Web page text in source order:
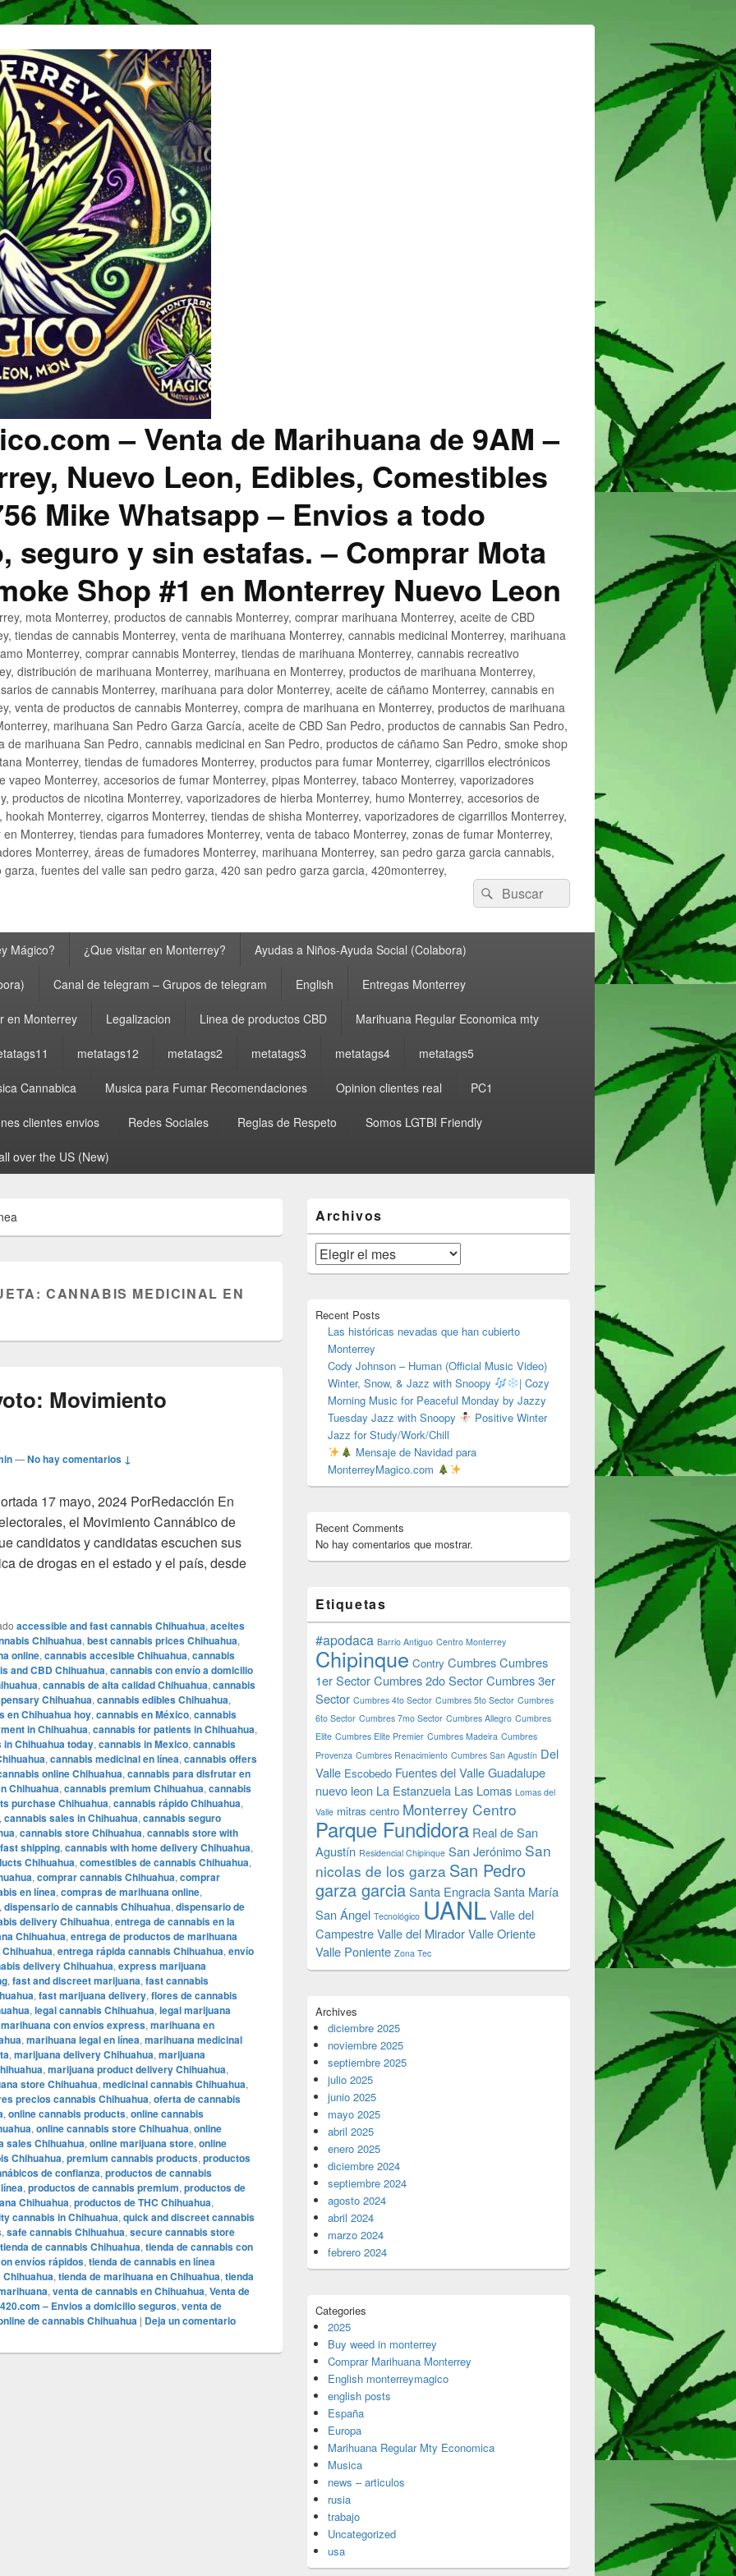
– Venta de Marihuana de 9AM –
Nuevo Leon, Edibles, Comestibles
Mike Whatsapp – Envios a todo
seguro y sin estafas. – Comprar Mota
Shop #1 en Monterrey Nuevo Leon
mota Monterrey, productos de cannabis Monterrey, comprar marihuana Monterrey, aceite de CBD
tiendas de cannabis Monterrey, venta de marihuana Monterrey, cannabis medicinal Monterrey, marihuana
Monterrey, comprar cannabis Monterrey, tiendas de marihuana Monterrey, cannabis recreativo
distribución de marihuana Monterrey, marihuana en Monterrey, productos de marihuana Monterrey,
de cannabis Monterrey, marihuana para dolor Monterrey, aceite de cáñamo Monterrey, cannabis en
venta de productos de cannabis Monterrey, compra de marihuana en Monterrey, productos de marihuana
marihuana San Pedro Garza García, aceite de CBD San Pedro, productos de cannabis San Pedro,
de marihuana San Pedro, cannabis medicinal en San Pedro, productos de cáñamo San Pedro, smoke shop
Monterrey, tiendas de fumadores Monterrey, productos para fumar Monterrey, cigarrillos electrónicos
vapeo Monterrey, accesorios de fumar Monterrey, pipas Monterrey, tabaco Monterrey, vaporizadores
productos de nicotina Monterrey, vaporizadores de hierba Monterrey, humo Monterrey, accesorios de
Monterrey, cigarros Monterrey, tiendas de shisha Monterrey, vaporizadores de cigarrillos Monterrey,
Monterrey, tiendas para fumadores Monterrey, venta de tabaco Monterrey, zonas de fumar Monterrey,
Monterrey, áreas de fumadores Monterrey, marihuana Monterrey, san pedro garza garcia cannabis,
fuentes del valle san pedro garza, 420 san pedro garza garcia, 420monterrey,
Buscar
por:
Buscar
Mágico? ¿Que visitar en Monterrey? Ayudas a Niños-Ayuda Social (Colabora)
Canal de telegram – Grupos de telegram English Entregas Monterrey
en Monterrey Legalizacion Linea de productos CBD Marihuana Regular Economica mty
metatags12 metatags2 metatags3 metatags4 metatags5
Cannabica Musica para Fumar Recomendaciones Opinion clientes real PC1
clientes envios Redes Sociales Reglas de Respeto Somos LGTBI Friendly
over the US (New)
CANNABIS MEDICINAL EN
Movimiento
—No hay comentarios ↓
17 mayo, 2024 PorRedacción En
el Movimiento Cannábico de
candidatos y candidatas escuchen sus
de drogas en el estado y el país, desde
voto: Movimiento Cannábico
accessible and fast cannabis Chihuahua, aceites
Chihuahua, best cannabis prices Chihuahua,
online, cannabis accesible Chihuahua, cannabis
and CBD Chihuahua, cannabis con envío a domicilio
, cannabis de alta calidad Chihuahua, cannabis
Chihuahua, cannabis edibles Chihuahua,
en Chihuahua hoy, cannabis en México, cannabis
in Chihuahua, cannabis for patients in Chihuahua,
in Chihuahua today, cannabis in Mexico, cannabis
, cannabis medicinal en línea, cannabis offers
online Chihuahua, cannabis para disfrutar en
Chihuahua, cannabis premium Chihuahua, cannabis
purchase Chihuahua, cannabis rápido Chihuahua,
, cannabis sales in Chihuahua, cannabis seguro
, cannabis store Chihuahua, cannabis store with
shipping, cannabis with home delivery Chihuahua,
Chihuahua, comestibles de cannabis Chihuahua,
, comprar cannabis Chihuahua, comprar
en línea, compras de marihuana online,
, dispensario de cannabis Chihuahua, dispensario de
delivery Chihuahua, entrega de cannabis en la
Chihuahua, entrega de productos de marihuana
, entrega rápida cannabis Chihuahua, envío
delivery Chihuahua, express marijuana
, fast and discreet marijuana, fast cannabis
, fast marijuana delivery, flores de cannabis
, legal cannabis Chihuahua, legal marijuana
marihuana con envíos express, marihuana en
, marihuana legal en línea, marihuana medicinal
, marijuana delivery Chihuahua, marijuana
, marijuana product delivery Chihuahua,
store Chihuahua, medicinal cannabis Chihuahua,
precios cannabis Chihuahua, oferta de cannabis
, online cannabis products, online cannabis
, online cannabis store Chihuahua, online
sales Chihuahua, online marijuana store, online
Chihuahua, premium cannabis products, productos
de confianza, productos de cannabis
, productos de cannabis premium, productos de
Chihuahua, productos de THC Chihuahua,
cannabis in Chihuahua, quick and discreet cannabis
, safe cannabis Chihuahua, secure cannabis store
tienda de cannabis Chihuahua, tienda de cannabis con
envíos rápidos, tienda de cannabis en línea
, tienda de marihuana en Chihuahua, tienda
, venta de cannabis en Chihuahua, Venta de
– Envios a domicilio seguros, venta de
de cannabis Chihuahua | Deja un comentario
área
de
widget
barra
lateral
Archivos
Archivos
Recent Posts
Las históricas nevadas que han cubierto
Monterrey
Cody Johnson – Human (Official Music Video)
Winter, Snow, & Jazz with Snoopy
| Cozy
Morning Music for Peaceful Monday by Jazzy
Tuesday Jazz with Snoopy
Positive Winter
Jazz for Study/Work/Chill
Mensaje de Navidad para
MonterreyMagico.com
Recent Comments
No hay comentarios que mostrar.
Etiquetas
#apodaca Barrio Antiguo Centro Monterrey
Chipinque Contry CumbresCumbres
1er SectorCumbres 2do SectorCumbres 3er
Sector Cumbres 4to Sector Cumbres 5to Sector Cumbres
6to Sector Cumbres 7mo Sector Cumbres Allegro Cumbres
Elite Cumbres Elite Premier Cumbres Madeira Cumbres
Provenza Cumbres Renacimiento Cumbres San Agustín Del
Valle Escobedo Fuentes del ValleGuadalupe
nuevo leon La Estanzuela Las Lomas Lomas del
Valle mitras centro Monterrey Centro
Parque Fundidora Real de San
Agustín Residencial Chipinque San Jerónimo San
nicolas de los garza San Pedro
garza garciaSanta EngraciaSanta María
San Ángel Tecnológico UANLValle del
CampestreValle del MiradorValle Oriente
Valle Poniente Zona Tec
Archives
diciembre 2025
noviembre 2025
septiembre 2025
julio 2025
junio 2025
mayo 2025
abril 2025
enero 2025
diciembre 2024
septiembre 2024
agosto 2024
abril 2024
marzo 2024
febrero 2024
Categories
2025
Buy weed in monterrey
Comprar Marihuana Monterrey
English monterreymagico
english posts
España
Europa
Marihuana Regular Mty Economica
Musica
news – articulos
rusia
trabajo
Uncategorized
usa